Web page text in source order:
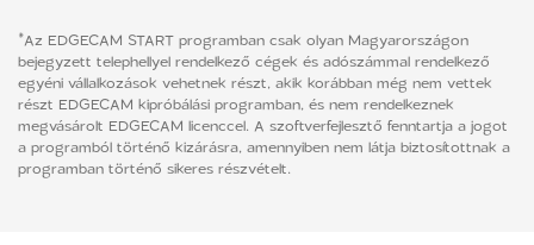
*Az EDGECAM START programban csak olyan Magyarországon
bejegyzett telephellyel rendelkező cégek és adószámmal rendelkező
egyéni vállalkozások vehetnek részt, akik korábban még nem vettek
részt EDGECAM kipróbálási programban, és nem rendelkeznek
megvásárolt EDGECAM licenccel. A szoftverfejlesztő fenntartja a jogot
a programból történő kizárásra, amennyiben nem látja biztosítottnak a
programban történő sikeres részvételt.